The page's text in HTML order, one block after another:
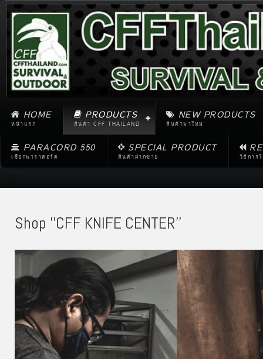
HOME
หน้าแรก
PRODUCTS
สินค้า CFF THAILAND
NEW PRODUCTS
สินค้ามาใหม่
PARACORD 550
เชือกพาราคอร์ด
SPECIAL PRODUCT
สินค้าฝากขาย วิธีการ
Shop ''CFF KNIFE CENTER''